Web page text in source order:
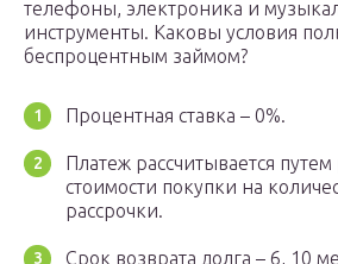
телефоны, электроника и
инструменты. Каковы условия
беспроцентным займом?
Процентная ставка – 0%.
Платеж рассчитывается
стоимости покупки на
рассрочки.
Срок возврата долга – 6, 10